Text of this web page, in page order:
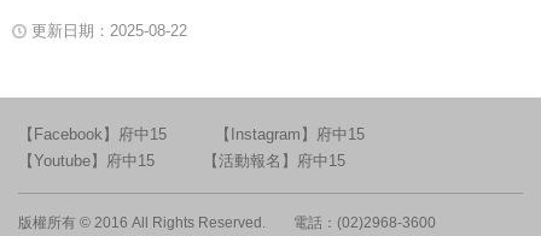
更新日期：2025-08-22
【Facebook】府中15
【Instagram】府中15
【Youtube】府中15
【活動報名】府中15
版權所有 © 2016 All Rights Reserved.
電話：(02)2968-3600